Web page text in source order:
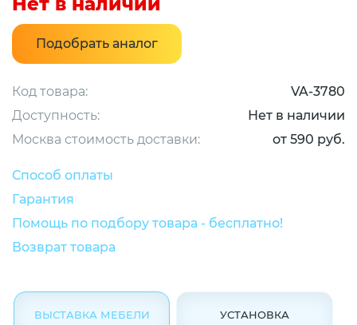
Подобрать аналог
Код товара:
VA-3780
Доступность:
Нет в наличии
Москва стоимость доставки:
от 590 руб.
Способ оплаты
Гарантия
Помощь по подбору товара - бесплатно!
Возврат товара
ВЫСТАВКА МЕБЕЛИ УСТАНОВКА